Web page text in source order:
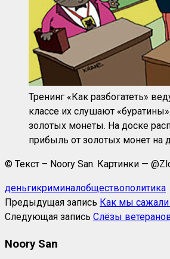
Тренинг «Как разбогатеть»
классе их слушают
золотых монеты. На доске
прибыль от золотых монет на
© Текст – Noory San. Картинки —
деньгикриминалобществополитика
Предыдущая запись Как мы
Следующая запись Слёзы
Noory San